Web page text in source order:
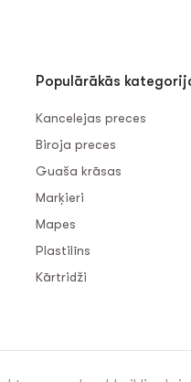
Populārākās
Kancelejas preces
Biroja preces
Guaša krāsas
Marķieri
Mapes
Plastilīns
Kārtridži